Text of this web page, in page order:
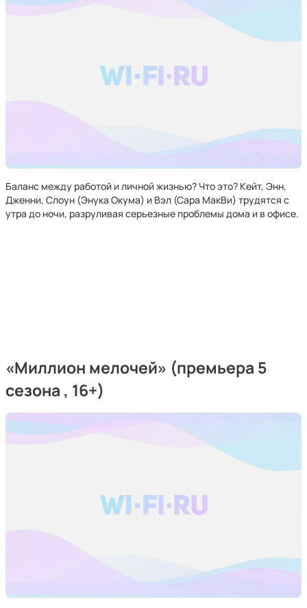
Баланс между работой и личной жизнью? Что это? Кейт, Энн,
Дженни, Слоун (Энука Окума) и Вэл (Сара МакВи) трудятся с
утра до ночи, разруливая серьезные проблемы дома и в офисе.
«Миллион мелочей» (премьера 5
сезона , 16+)